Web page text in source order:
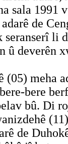
sala 1991
de
seranserî li
û deverên
meha
bere
bû. Di
de